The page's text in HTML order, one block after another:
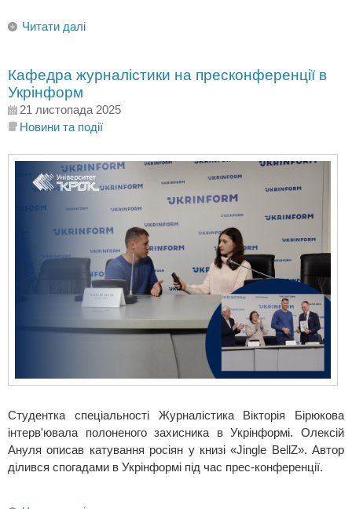
Читати далі
Кафедра журналістики на пресконференції в
Укрінформ
21 листопада 2025
Новини та події
Студентка спеціальності Журналістика Вікторія Бірюкова
інтерв'ювала полоненого захисника в Укрінформі. Олексій
Ануля описав катування росіян у книзі «Jingle BellZ». Автор
ділився спогадами в Укрінформі під час прес-конференції.